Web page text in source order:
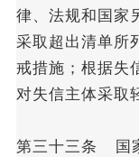
律、法规和国家
采取超出清单所
戒措施；根据失
对失信主体采取
第三十三条 国